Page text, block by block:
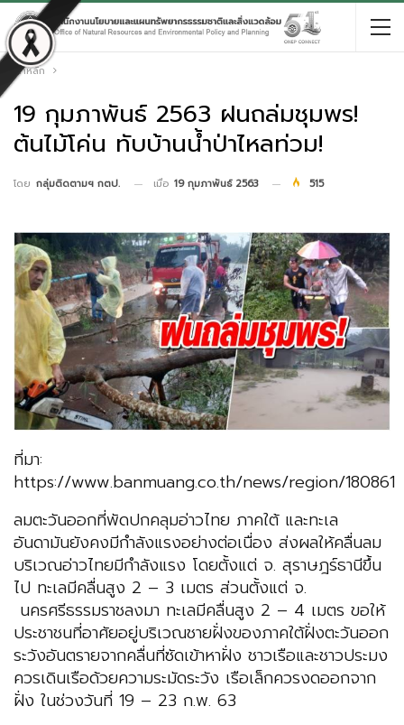
หน้าหลัก
19 กุมภาพันธ์ 2563 ฝนถล่มชุมพร!
ต้นไม้โค่น ทับบ้านน้ำป่าไหลท่วม!
โดย กลุ่มติดตามฯ กตป. เมื่อ 19 กุมภาพันธ์ 2563 515
ที่มา:
https://www.banmuang.co.th/news/region/180861
ลมตะวันออกที่พัดปกคลุมอ่าวไทย ภาคใต้ และทะเล
อันดามันยังคงมีกำลังแรงอย่างต่อเนื่อง ส่งผลให้คลื่นลม
บริเวณอ่าวไทยมีกำลังแรง โดยตั้งแต่ จ. สุราษฎร์ธานีขึ้น
ไป ทะเลมีคลื่นสูง 2 – 3 เมตร ส่วนตั้งแต่ จ.
นครศรีธรรมราชลงมา ทะเลมีคลื่นสูง 2 – 4 เมตร ขอให้
ประชาชนที่อาศัยอยู่บริเวณชายฝั่งของภาคใต้ฝั่งตะวันออก
ระวังอันตรายจากคลื่นที่ซัดเข้าหาฝั่ง ชาวเรือและชาวประมง
ควรเดินเรือด้วยความระมัดระวัง เรือเล็กควรงดออกจาก
ฝั่ง ในช่วงวันที่ 19 – 23 ก.พ. 63